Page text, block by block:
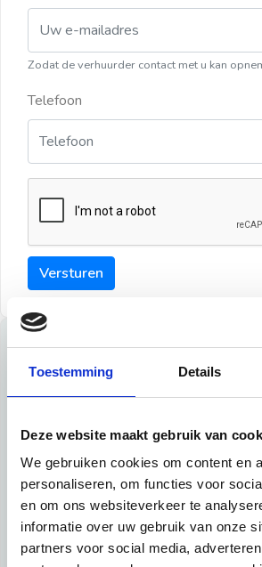
Toestemming Details
Deze website maakt gebruik van
We gebruiken cookies om content en
personaliseren, om functies voor
en om ons websiteverkeer te
informatie over uw gebruik van onze
partners voor social media,
Zodat de verhuurder contact met u kan
Telefoon
Versturen
Tips
Tip 1:
Schrijf een duidelijke introductie en
informatie mee:
Ben je student, werkachtig of